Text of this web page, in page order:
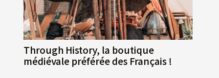
Through History, la boutique
médiévale préférée des Français !